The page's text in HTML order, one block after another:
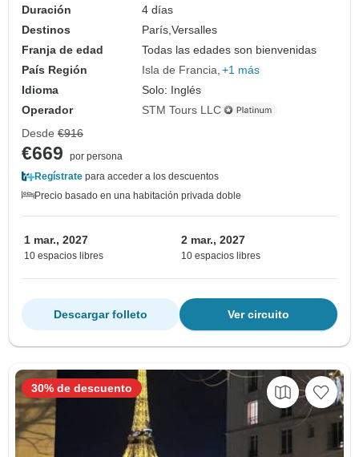
Duración
4 días
Destinos
París,Versalles
Franja de edad
Todas las edades son bienvenidas
País Región
Isla de Francia +1 más
Idioma
Solo: Inglés
Operador
STM Tours LLC
Desde €916
€669
por persona
Regístrate para acceder a los descuentos
Precio basado en una habitación privada doble
1 mar., 2027
10 espacios libres
2 mar., 2027
10 espacios libres
Ver circuito
Descargar folleto
30% de descuento